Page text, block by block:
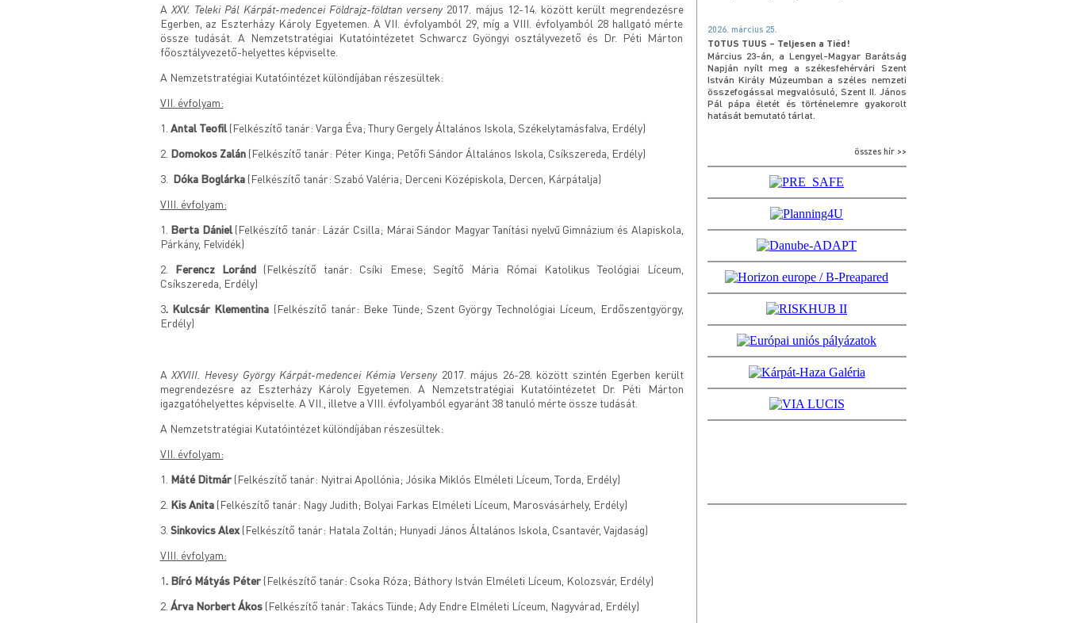
A XXV. Teleki Pál Kárpát-medencei Földrajz-földtan verseny2017. május 12-14. között került megrendezésre
Egerben, az Eszterházy Károly Egyetemen. A VII. évfolyamból 29, míg a VIII. évfolyamból 28 hallgató mérte
össze tudását. A Nemzetstratégiai Kutatóintézetet Schwarcz Gyöngyi osztályvezető és Dr. Péti Márton
főosztályvezető-helyettes képviselte.
A Nemzetstratégiai Kutatóintézet különdíjában részesültek:
VII. évfolyam:
1. Antal Teofil (Felkészítő tanár: Varga Éva; Thury Gergely Általános Iskola, Székelytamásfalva, Erdély)
2. Domokos Zalán (Felkészítő tanár: Péter Kinga; Petőfi Sándor Általános Iskola, Csíkszereda, Erdély)
3. Dóka Boglárka (Felkészítő tanár: Szabó Valéria; Derceni Középiskola, Dercen, Kárpátalja)
VIII. évfolyam:
1. Berta Dániel (Felkészítő tanár: Lázár Csilla; Márai Sándor Magyar Tanítási nyelvű Gimnázium és Alapiskola,
Párkány, Felvidék)
2. Ferencz Loránd (Felkészítő tanár: Csíki Emese; Segítő Mária Római Katolikus Teológiai Líceum,
Csíkszereda, Erdély)
3. Kulcsár Klementina (Felkészítő tanár: Beke Tünde; Szent György Technológiai Líceum, Erdőszentgyörgy,
Erdély)
A XXVIII. Hevesy György Kárpát-medencei Kémia Verseny2017. május 26-28. között szintén Egerben került
megrendezésre az Eszterházy Károly Egyetemen. A Nemzetstratégiai Kutatóintézetet Dr. Péti Márton
igazgatóhelyettes képviselte. A VII., illetve a VIII. évfolyamból egyaránt 38 tanuló mérte össze tudását.
A Nemzetstratégiai Kutatóintézet különdíjában részesültek:
VII. évfolyam:
1. Máté Ditmár (Felkészítő tanár: Nyitrai Apollónia; Jósika Miklós Elméleti Líceum, Torda, Erdély)
2. Kis Anita (Felkészítő tanár: Nagy Judith; Bolyai Farkas Elméleti Líceum, Marosvásárhely, Erdély)
3. Sinkovics Alex(Felkészítő tanár: Hatala Zoltán; Hunyadi János Általános Iskola, Csantavér, Vajdaság)
VIII. évfolyam:
1. Bíró Mátyás Péter (Felkészítő tanár: Csoka Róza; Báthory István Elméleti Líceum, Kolozsvár, Erdély)
2. Árva Norbert Ákos (Felkészítő tanár: Takács Tünde; Ady Endre Elméleti Líceum, Nagyvárad, Erdély)
2026. március 25.
TOTUS TUUS – Teljesen a Tiéd!
Március 23-án, a Lengyel-Magyar Barátság
Napján nyílt meg a székesfehérvári Szent
István Király Múzeumban a széles nemzeti
összefogással megvalósuló, Szent II. János
Pál pápa életét és történelemre gyakorolt
hatását bemutató tárlat.
összes hír >>